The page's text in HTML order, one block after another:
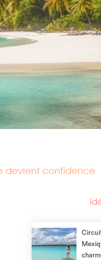
devient confidence